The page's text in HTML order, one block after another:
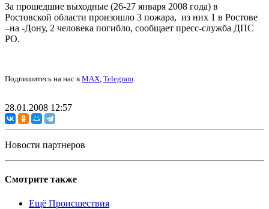
За прошедшие выходные (26-27 января 2008 года) в
Ростовской области произошло 3 пожара, из них 1 в Ростове
–на -Дону, 2 человека погибло, сообщает пресс-служба ДПС
РО.
Подпишитесь на нас в MAX, Telegram.
28.01.2008 12:57
Новости партнеров
Смотрите также
Ещё Происшествия